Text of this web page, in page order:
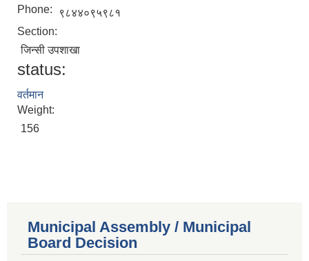
Phone:
९८४४०९५९८१
Section:
जिन्सी उपशाखा
status:
वर्तमान
Weight:
156
Municipal Assembly / Municipal
Board Decision